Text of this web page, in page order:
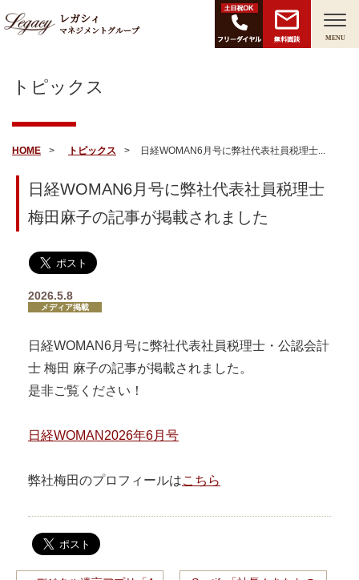
レガシィ
マネジメントグループ
無料面談 MENU
トピックス
HOME トピックス 日経WOMAN6月号に弊社代表社員税理士...
日経WOMAN6月号に弊社代表社員税理士
梅田麻子の記事が掲載されました
2026.5.8
メディア掲載
日経WOMAN6月号に弊社代表社員税理士・公認会計
士 梅田 麻子の記事が掲載されました。
是非ご覧ください！
日経WOMAN2026年6月号
弊社梅田のプロフィールはこちら